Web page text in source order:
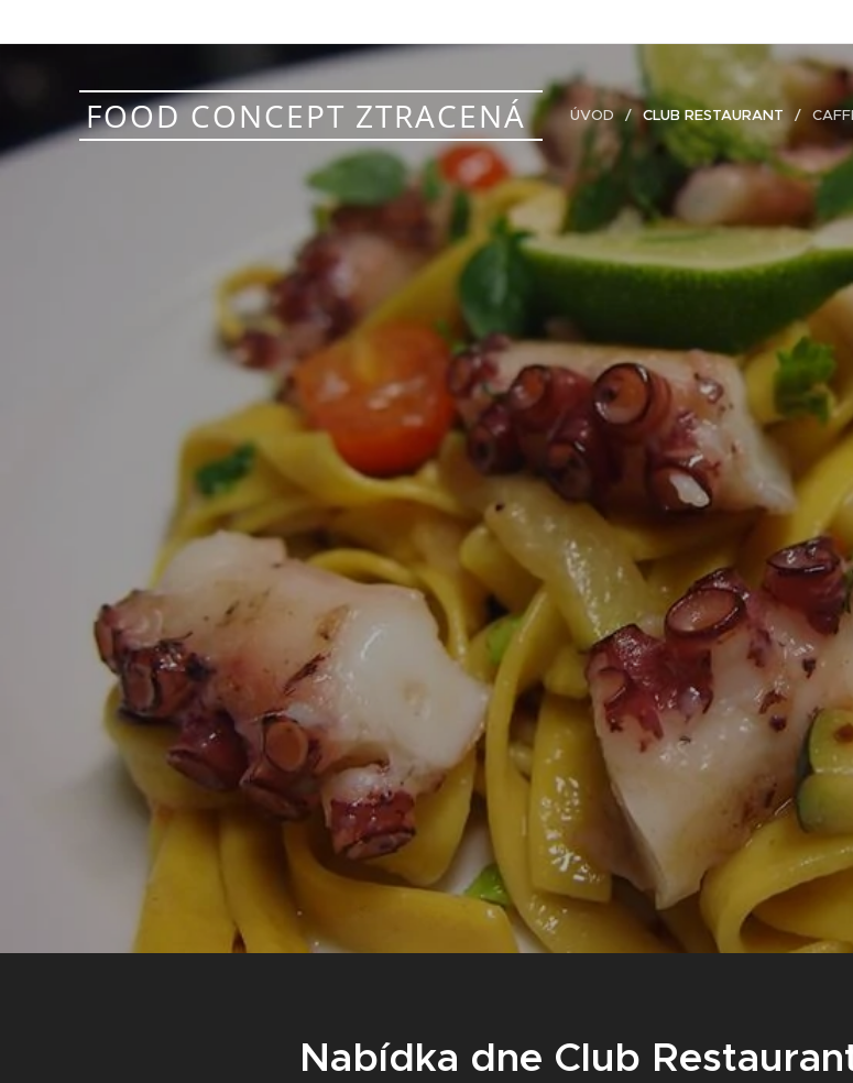
FOOD CONCEPT ZTRACENÁ ÚVOD CLUB RESTAURANT
Nabídka dne Club